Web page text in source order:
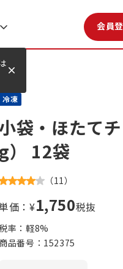
会員
冷凍
小袋・ほたて
g） 12袋
（11）
価：¥1,750税抜
率：軽8%
商品番号： 152375